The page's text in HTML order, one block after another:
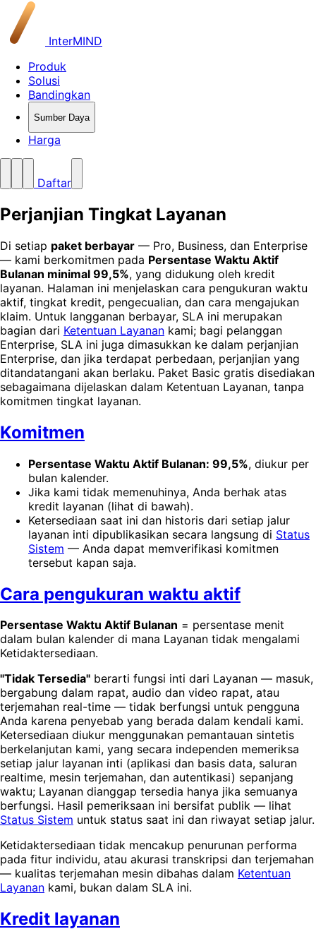
InterMIND
Produk
Solusi
Bandingkan
Sumber Daya
Harga
Daftar
Perjanjian Tingkat Layanan
Di setiap paket berbayar — Pro, Business, dan Enterprise
— kami berkomitmen pada Persentase Waktu Aktif
Bulanan minimal 99,5%, yang didukung oleh kredit
layanan. Halaman ini menjelaskan cara pengukuran waktu
aktif, tingkat kredit, pengecualian, dan cara mengajukan
klaim. Untuk langganan berbayar, SLA ini merupakan
bagian dari Ketentuan Layanan kami; bagi pelanggan
Enterprise, SLA ini juga dimasukkan ke dalam perjanjian
Enterprise, dan jika terdapat perbedaan, perjanjian yang
ditandatangani akan berlaku. Paket Basic gratis disediakan
sebagaimana dijelaskan dalam Ketentuan Layanan, tanpa
komitmen tingkat layanan.
Komitmen
Persentase Waktu Aktif Bulanan: 99,5%, diukur per
bulan kalender.
Jika kami tidak memenuhinya, Anda berhak atas
kredit layanan (lihat di bawah).
Ketersediaan saat ini dan historis dari setiap jalur
layanan inti dipublikasikan secara langsung di Status
Sistem — Anda dapat memverifikasi komitmen
tersebut kapan saja.
Cara pengukuran waktu aktif
Persentase Waktu Aktif Bulanan = persentase menit
dalam bulan kalender di mana Layanan tidak mengalami
Ketidaktersediaan.
"Tidak Tersedia" berarti fungsi inti dari Layanan — masuk,
bergabung dalam rapat, audio dan video rapat, atau
terjemahan real-time — tidak berfungsi untuk pengguna
Anda karena penyebab yang berada dalam kendali kami.
Ketersediaan diukur menggunakan pemantauan sintetis
berkelanjutan kami, yang secara independen memeriksa
setiap jalur layanan inti (aplikasi dan basis data, saluran
realtime, mesin terjemahan, dan autentikasi) sepanjang
waktu; Layanan dianggap tersedia hanya jika semuanya
berfungsi. Hasil pemeriksaan ini bersifat publik — lihat
Status Sistem untuk status saat ini dan riwayat setiap jalur.
Ketidaktersediaan tidak mencakup penurunan performa
pada fitur individu, atau akurasi transkripsi dan terjemahan
— kualitas terjemahan mesin dibahas dalam Ketentuan
Layanan kami, bukan dalam SLA ini.
Kredit layanan